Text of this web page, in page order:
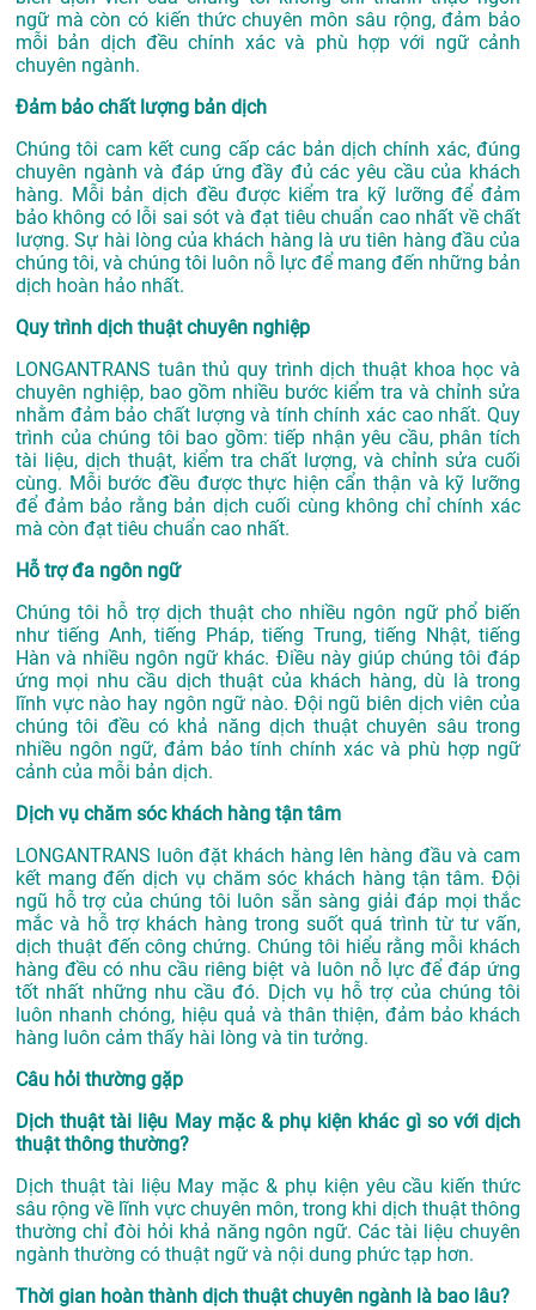
ngữ mà còn có kiến thức chuyên môn sâu rộng, đảm bảo
mỗi bản dịch đều chính xác và phù hợp với ngữ cảnh
chuyên ngành.
Đảm bảo chất lượng bản dịch
Chúng tôi cam kết cung cấp các bản dịch chính xác, đúng
chuyên ngành và đáp ứng đầy đủ các yêu cầu của khách
hàng. Mỗi bản dịch đều được kiểm tra kỹ lưỡng để đảm
bảo không có lỗi sai sót và đạt tiêu chuẩn cao nhất về chất
lượng. Sự hài lòng của khách hàng là ưu tiên hàng đầu của
chúng tôi, và chúng tôi luôn nỗ lực để mang đến những bản
dịch hoàn hảo nhất.
Quy trình dịch thuật chuyên nghiệp
LONGANTRANS tuân thủ quy trình dịch thuật khoa học và
chuyên nghiệp, bao gồm nhiều bước kiểm tra và chỉnh sửa
nhằm đảm bảo chất lượng và tính chính xác cao nhất. Quy
trình của chúng tôi bao gồm: tiếp nhận yêu cầu, phân tích
tài liệu, dịch thuật, kiểm tra chất lượng, và chỉnh sửa cuối
cùng. Mỗi bước đều được thực hiện cẩn thận và kỹ lưỡng
để đảm bảo rằng bản dịch cuối cùng không chỉ chính xác
mà còn đạt tiêu chuẩn cao nhất.
Hỗ trợ đa ngôn ngữ
Chúng tôi hỗ trợ dịch thuật cho nhiều ngôn ngữ phổ biến
như tiếng Anh, tiếng Pháp, tiếng Trung, tiếng Nhật, tiếng
Hàn và nhiều ngôn ngữ khác. Điều này giúp chúng tôi đáp
ứng mọi nhu cầu dịch thuật của khách hàng, dù là trong
lĩnh vực nào hay ngôn ngữ nào. Đội ngũ biên dịch viên của
chúng tôi đều có khả năng dịch thuật chuyên sâu trong
nhiều ngôn ngữ, đảm bảo tính chính xác và phù hợp ngữ
cảnh của mỗi bản dịch.
Dịch vụ chăm sóc khách hàng tận tâm
LONGANTRANS luôn đặt khách hàng lên hàng đầu và cam
kết mang đến dịch vụ chăm sóc khách hàng tận tâm. Đội
ngũ hỗ trợ của chúng tôi luôn sẵn sàng giải đáp mọi thắc
mắc và hỗ trợ khách hàng trong suốt quá trình từ tư vấn,
dịch thuật đến công chứng. Chúng tôi hiểu rằng mỗi khách
hàng đều có nhu cầu riêng biệt và luôn nỗ lực để đáp ứng
tốt nhất những nhu cầu đó. Dịch vụ hỗ trợ của chúng tôi
luôn nhanh chóng, hiệu quả và thân thiện, đảm bảo khách
hàng luôn cảm thấy hài lòng và tin tưởng.
Câu hỏi thường gặp
Dịch thuật tài liệu May mặc & phụ kiện khác gì so với dịch
thuật thông thường?
Dịch thuật tài liệu May mặc & phụ kiện yêu cầu kiến thức
sâu rộng về lĩnh vực chuyên môn, trong khi dịch thuật thông
thường chỉ đòi hỏi khả năng ngôn ngữ. Các tài liệu chuyên
ngành thường có thuật ngữ và nội dung phức tạp hơn.
Thời gian hoàn thành dịch thuật chuyên ngành là bao lâu?